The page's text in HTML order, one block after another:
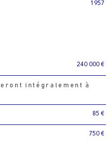
1957
240 000 €
intégralement à
85 €
750 €